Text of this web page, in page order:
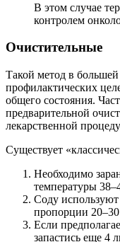
В этом случае
контролем
Очистительные
Такой метод в
профилактических
общего состояния.
предварительной
лекарственной
Существует
Необходимо
температуры
Соду используют
пропорции
Если
запастись еще 4